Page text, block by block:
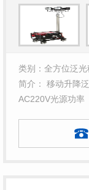
类别：全方位泛
简介： 移动升降
AC220V光源功率